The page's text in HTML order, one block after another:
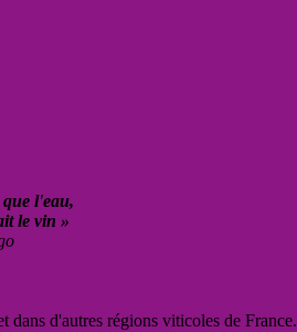
l'eau,
le vin »
d'autres régions viticoles de France.